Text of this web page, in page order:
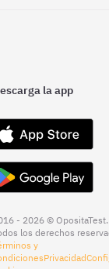
la app
- 2026 © OpositaTest.
los derechos
y
Privacidad